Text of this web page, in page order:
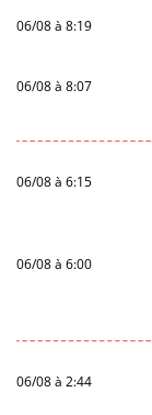
06/08 à 8:19
06/08 à 8:07
06/08 à 6:15
06/08 à 6:00
06/08 à 2:44